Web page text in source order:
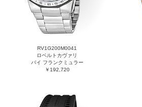
RV1G200M0041
ロベルトカヴァリ
バイ フランクミュラー
￥192,720